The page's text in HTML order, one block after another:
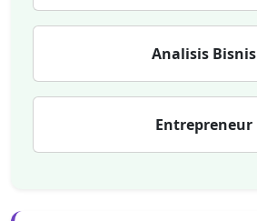
Analisis Bisnis
Entrepreneur